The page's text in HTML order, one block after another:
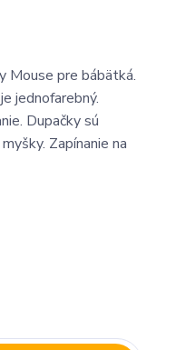
Mouse pre bábätká.
jednofarebný.
Dupačky sú
Zapínanie na